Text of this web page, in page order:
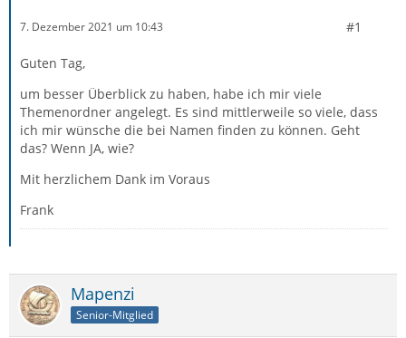
7. Dezember 2021 um 10:43 #1
Guten Tag,
um besser Überblick zu haben, habe ich mir viele
Themenordner angelegt. Es sind mittlerweile so viele, dass
ich mir wünsche die bei Namen finden zu können. Geht
das? Wenn JA, wie?
Mit herzlichem Dank im Voraus
Frank
Mapenzi
Senior-Mitglied